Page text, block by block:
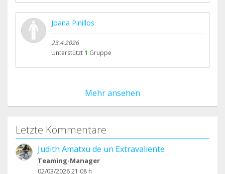
Joana Pinillos
23.4.2026
Unterstützt1 Gruppe
Mehr ansehen
Letzte Kommentare
Judith Amatxu de un Extravaliente
Teaming-Manager
02/03/2026 21:08 h